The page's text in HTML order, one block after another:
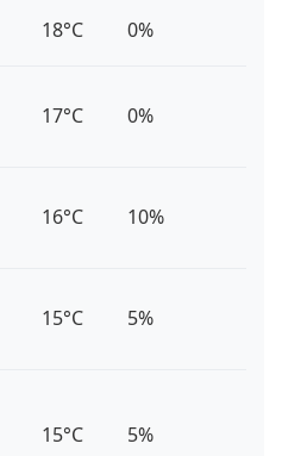
18°C 0%
17°C 0%
16°C 10%
15°C 5%
15°C 5%